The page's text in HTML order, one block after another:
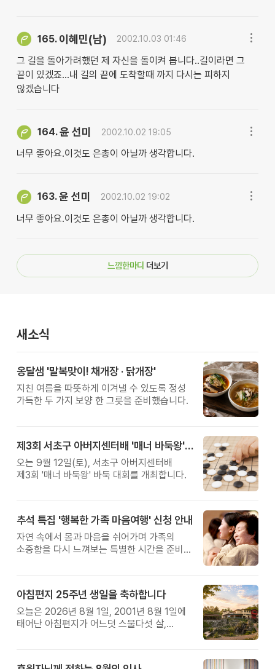
165. 이혜민(남) 2002.10.03 01:46
그 길을 돌아가려했던 제 자신을 돌이켜 봅니다..길이라면 그
끝이 있겠죠...내 길의 끝에 도착할때 까지 다시는 피하지
않겠습니다
164.윤 선미 2002.10.02 19:05
너무 좋아요.이것도 은총이 아닐까 생각합니다.
163.윤 선미 2002.10.02 19:02
너무 좋아요.이것도 은총이 아닐까 생각합니다.
느낌한마디 더보기
새소식
옹달샘 '말복맞이! 채개장 · 닭개장'
지친 여름을 따뜻하게 이겨낼 수 있도록 정성
가득한 두 가지 보양 한 그릇을 준비했습니다.
제3회 서초구 아버지센터배 '매너 바둑왕' 대회
오는 9월 12일(토), 서초구 아버지센터배
제3회 '매너 바둑왕' 바둑 대회를 개최합니다.
추석 특집 '행복한 가족 마음여행' 신청 안내
자연 속에서 몸과 마음을 쉬어가며 가족의
소중함을 다시 느껴보는 특별한 시간을 준비해
아침편지 25주년 생일을 축하합니다
오늘은 2026년 8월 1일, 2001년 8월 1일에
태어난 아침편지가 어느덧 스물다섯 살,